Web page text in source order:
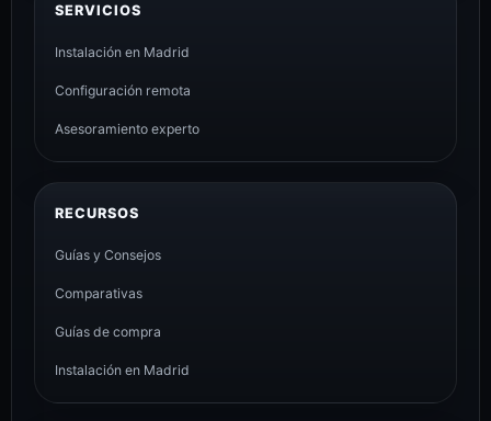
SERVICIOS
Instalación en Madrid
Configuración remota
Asesoramiento experto
RECURSOS
Guías y Consejos
Comparativas
Guías de compra
Instalación en Madrid